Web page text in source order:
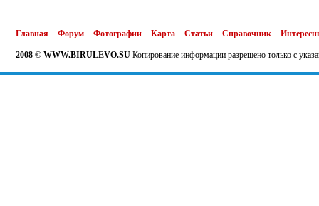
Главная Форум Фотографии Карта Статьи Справочник
2008 © WWW.BIRULEVO.SU Копирование информации разрешено только с